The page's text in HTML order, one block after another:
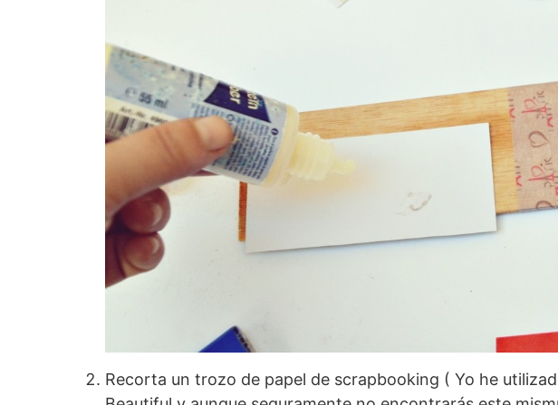
Recorta un trozo de papel de scrapbooking ( Yo he